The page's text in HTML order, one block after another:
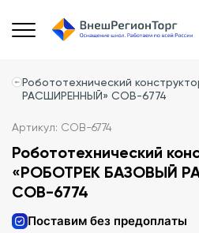
Робототехнический
РАСШИРЕННЫЙ» СОВ-6774
Артикул: СОВ-6774
Робототехнический
«РОБОТРЕК БАЗОВЫЙ
СОВ-6774
Поставим без предоплаты